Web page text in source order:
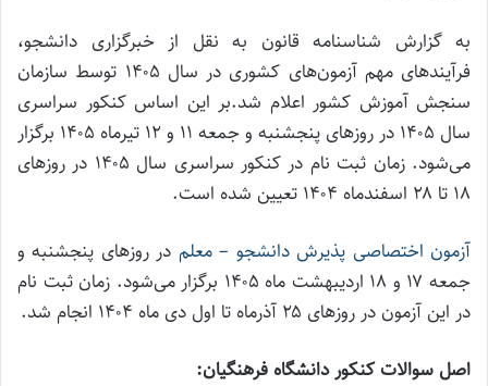
به گزارش شناسنامه قانون به نقل از خبرگزاری دانشجو،
فرآیند‌های مهم آزمون‌های کشوری در سال ۱۴۰۵ توسط سازمان
سنجش آموزش کشور اعلام شد.بر این اساس کنکور سراسری
سال ۱۴۰۵ در روز‌های پنجشنبه و جمعه ۱۱ و ۱۲ تیرماه ۱۴۰۵ برگزار
می‌شود. زمان ثبت نام در کنکور سراسری سال ۱۴۰۵ در روز‌های
۱۸ تا ۲۸ اسفندماه ۱۴۰۴ تعیین شده است.
آزمون اختصاصی پذیرش دانشجو – معلم در روز‌های پنجشنبه و
جمعه ۱۷ و ۱۸ اردیبهشت ماه ۱۴۰۵ برگزار می‌شود. زمان ثبت نام
در این آزمون در روز‌های ۲۵ آذرماه تا اول دی ماه ۱۴۰۴ انجام شد.
اصل سوالات کنکور دانشگاه فرهنگیان: